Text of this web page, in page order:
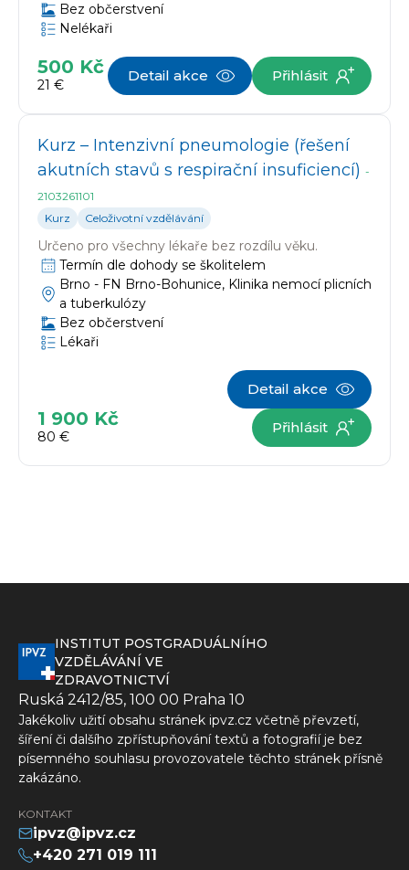
Bez občerstvení
Nelékaři
500 Kč
21 €
Detail akce Přihlásit
Kurz – Intenzivní pneumologie (řešení
akutních stavů s respirační insuficiencí) -
2103261101
Kurz
Celoživotní vzdělávání
Určeno pro všechny lékaře bez rozdílu věku.
Termín dle dohody se školitelem
Brno - FN Brno-Bohunice, Klinika nemocí plicních
a tuberkulózy
Bez občerstvení
Lékaři
1 900 Kč
80 €
Detail akce
Přihlásit
INSTITUT POSTGRADUÁLNÍHO
VZDĚLÁVÁNÍ VE
ZDRAVOTNICTVÍ
Ruská 2412/85, 100 00 Praha 10
Jakékoliv užití obsahu stránek ipvz.cz včetně převzetí,
šíření či dalšího zpřístupňování textů a fotografií je bez
písemného souhlasu provozovatele těchto stránek přísně
zakázáno.
KONTAKT
ipvz@ipvz.cz
+420 271 019 111